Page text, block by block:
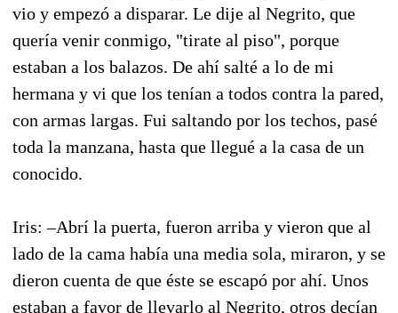
vio y empezó a disparar. Le dije al Negrito, que
quería venir conmigo, "tirate al piso", porque
estaban a los balazos. De ahí salté a lo de mi
hermana y vi que los tenían a todos contra la pared,
con armas largas. Fui saltando por los techos, pasé
toda la manzana, hasta que llegué a la casa de un
conocido.
Iris: –Abrí la puerta, fueron arriba y vieron que al
lado de la cama había una media sola, miraron, y se
dieron cuenta de que éste se escapó por ahí. Unos
estaban a favor de llevarlo al Negrito, otros decían